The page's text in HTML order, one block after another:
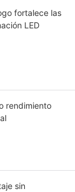
fortalece las
LED
rendimiento
sin